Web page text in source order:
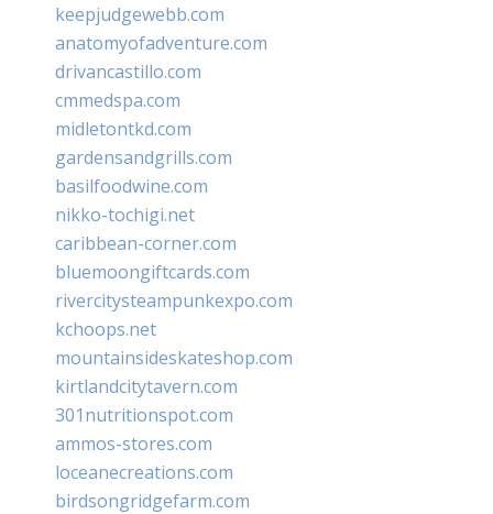
keepjudgewebb.com
anatomyofadventure.com
drivancastillo.com
cmmedspa.com
midletontkd.com
gardensandgrills.com
basilfoodwine.com
nikko-tochigi.net
caribbean-corner.com
bluemoongiftcards.com
rivercitysteampunkexpo.com
kchoops.net
mountainsideskateshop.com
kirtlandcitytavern.com
301nutritionspot.com
ammos-stores.com
loceanecreations.com
birdsongridgefarm.com